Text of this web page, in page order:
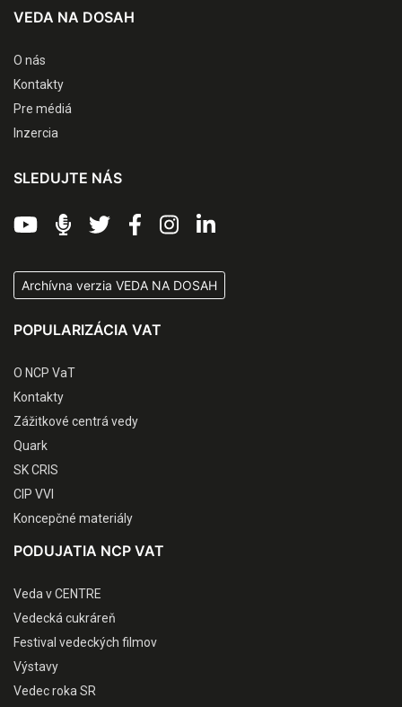
VEDA NA DOSAH
O nás
Kontakty
Pre médiá
Inzercia
SLEDUJTE NÁS
Archívna verzia VEDA NA DOSAH
POPULARIZÁCIA VAT
O NCP VaT
Kontakty
Zážitkové centrá vedy
Quark
SK CRIS
CIP VVI
Koncepčné materiály
PODUJATIA NCP VAT
Veda v CENTRE
Vedecká cukráreň
Festival vedeckých filmov
Výstavy
Vedec roka SR